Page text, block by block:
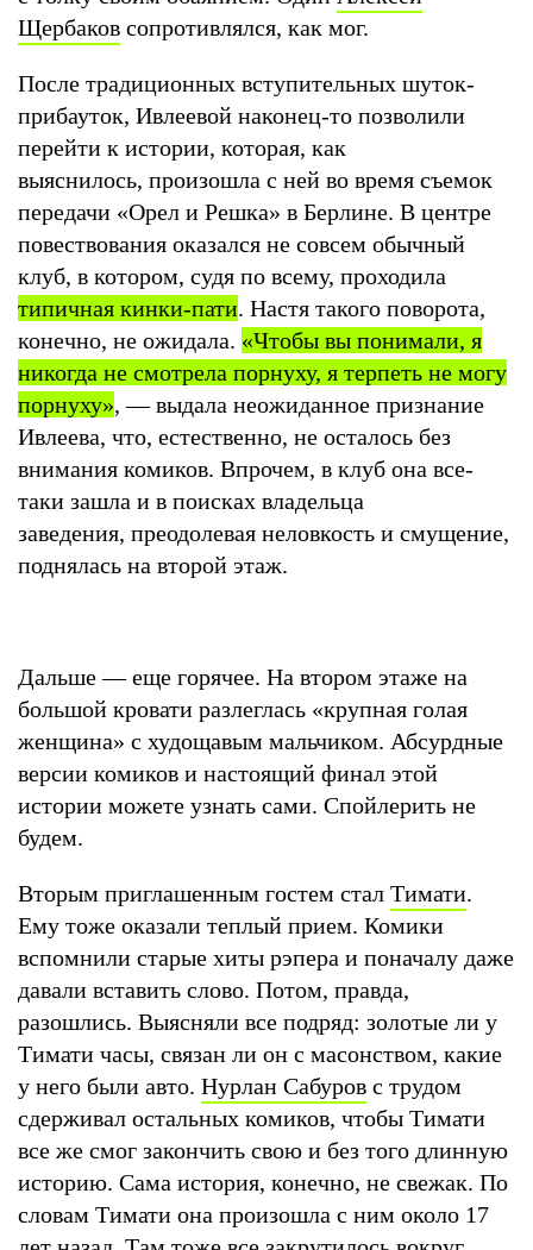
Щербаков сопротивлялся, как мог.
После традиционных вступительных шуток-
прибауток, Ивлеевой наконец-то позволили
перейти к истории, которая, как
выяснилось, произошла с ней во время съемок
передачи «Орел и Решка» в Берлине. В центре
повествования оказался не совсем обычный
клуб, в котором, судя по всему, проходила
типичная кинки-пати. Настя такого поворота,
конечно, не ожидала. «Чтобы вы понимали, я
никогда не смотрела порнуху, я терпеть не могу
порнуху», — выдала неожиданное признание
Ивлеева, что, естественно, не осталось без
внимания комиков. Впрочем, в клуб она все-
таки зашла и в поисках владельца
заведения, преодолевая неловкость и смущение,
поднялась на второй этаж.
Дальше — еще горячее. На втором этаже на
большой кровати разлеглась «крупная голая
женщина» с худощавым мальчиком. Абсурдные
версии комиков и настоящий финал этой
истории можете узнать сами. Спойлерить не
будем.
Вторым приглашенным гостем стал Тимати.
Ему тоже оказали теплый прием. Комики
вспомнили старые хиты рэпера и поначалу даже
давали вставить слово. Потом, правда,
разошлись. Выясняли все подряд: золотые ли у
Тимати часы, связан ли он с масонством, какие
у него были авто. Нурлан Сабуров с трудом
сдерживал остальных комиков, чтобы Тимати
все же смог закончить свою и без того длинную
историю. Сама история, конечно, не свежак. По
словам Тимати она произошла с ним около 17